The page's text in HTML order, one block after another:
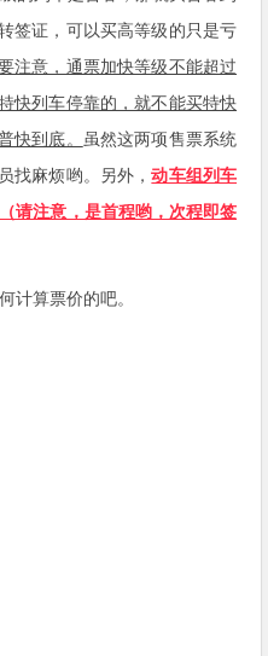
签证，可以买高等级的 只是亏
注意，通票加快等级不能超过
快列车停靠的，就不能买特快
快到底。 虽然这两项售票系统
找麻烦哟。另外，动车组列车
请注意，是首程哟，次程即签
计算票价的吧。